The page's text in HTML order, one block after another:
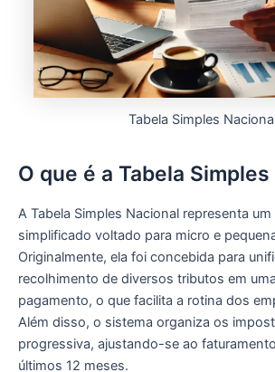
Tabela Simples
O que é a Tabela
A Tabela Simples Nacional representa
simplificado voltado para micro e
Originalmente, ela foi concebida para
recolhimento de diversos tributos em
pagamento, o que facilita a rotina dos
Além disso, o sistema organiza os
progressiva, ajustando-se ao
últimos 12 meses.